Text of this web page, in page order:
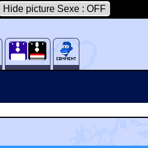
Hide picture Sexe : OFF